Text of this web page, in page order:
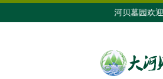
最新公告： 大河贝墓园欢迎您的